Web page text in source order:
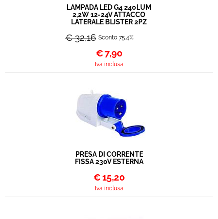
LAMPADA LED G4 240LUM
2,2W 12-24V ATTACCO
LATERALE BLISTER 2PZ
€ 32,16 Sconto 75.4%
€7,90
Iva inclusa
PRESA DI CORRENTE
FISSA 230V ESTERNA
€15,20
Iva inclusa